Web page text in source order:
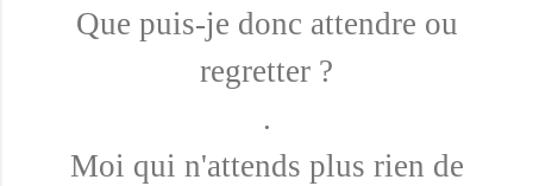
Que puis-je donc attendre ou
regretter ?
.
Moi qui n'attends plus rien de